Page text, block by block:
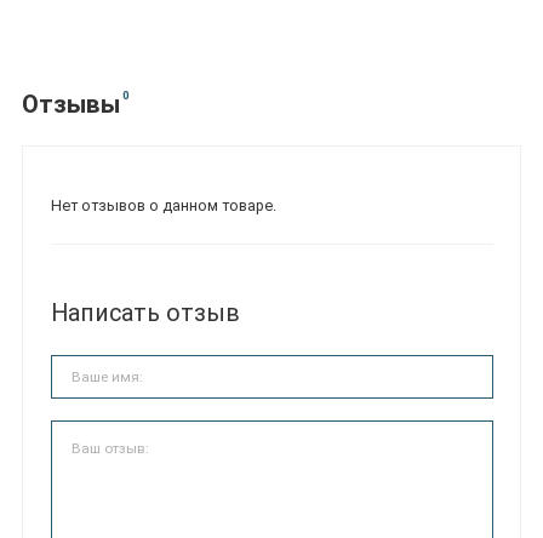
Отзывы 0
Нет отзывов о данном товаре.
Написать отзыв